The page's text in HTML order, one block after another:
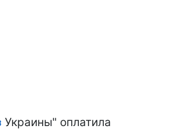
Украины" оплатила